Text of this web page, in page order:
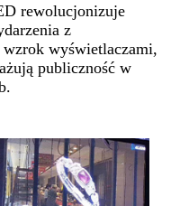
rewolucjonizuje
z
wyświetlaczami,
publiczność w